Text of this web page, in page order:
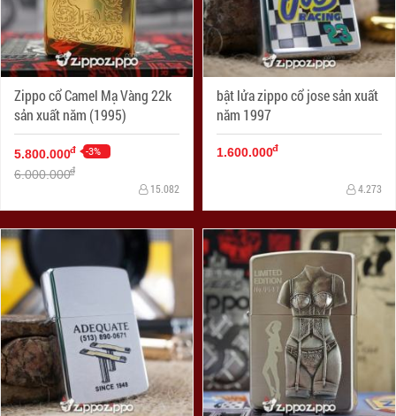
Zippo cổ Camel Mạ Vàng 22k
sản xuất năm (1995)
5.800.000đ -3%
6.000.000đ
15.082
bật lửa zippo cổ jose sản xuất
năm 1997
1.600.000đ
4.273